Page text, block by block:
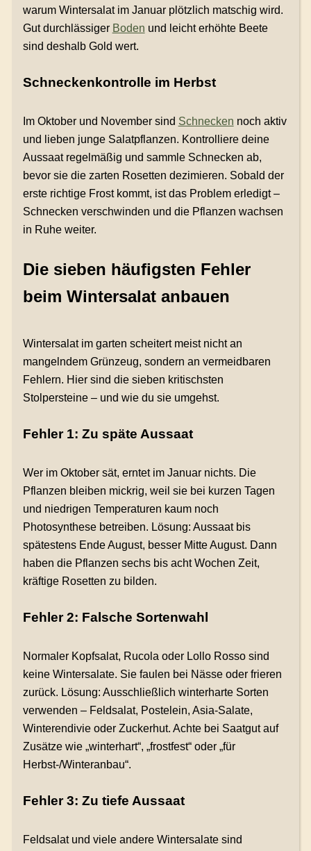
warum Wintersalat im Januar plötzlich matschig wird.
Gut durchlässiger Boden und leicht erhöhte Beete
sind deshalb Gold wert.
Schneckenkontrolle im Herbst
Im Oktober und November sind Schnecken noch aktiv
und lieben junge Salatpflanzen. Kontrolliere deine
Aussaat regelmäßig und sammle Schnecken ab,
bevor sie die zarten Rosetten dezimieren. Sobald der
erste richtige Frost kommt, ist das Problem erledigt –
Schnecken verschwinden und die Pflanzen wachsen
in Ruhe weiter.
Die sieben häufigsten Fehler
beim Wintersalat anbauen
Wintersalat im garten scheitert meist nicht an
mangelndem Grünzeug, sondern an vermeidbaren
Fehlern. Hier sind die sieben kritischsten
Stolpersteine – und wie du sie umgehst.
Fehler 1: Zu späte Aussaat
Wer im Oktober sät, erntet im Januar nichts. Die
Pflanzen bleiben mickrig, weil sie bei kurzen Tagen
und niedrigen Temperaturen kaum noch
Photosynthese betreiben. Lösung: Aussaat bis
spätestens Ende August, besser Mitte August. Dann
haben die Pflanzen sechs bis acht Wochen Zeit,
kräftige Rosetten zu bilden.
Fehler 2: Falsche Sortenwahl
Normaler Kopfsalat, Rucola oder Lollo Rosso sind
keine Wintersalate. Sie faulen bei Nässe oder frieren
zurück. Lösung: Ausschließlich winterharte Sorten
verwenden – Feldsalat, Postelein, Asia-Salate,
Winterendivie oder Zuckerhut. Achte bei Saatgut auf
Zusätze wie „winterhart“, „frostfest“ oder „für
Herbst-/Winteranbau“.
Fehler 3: Zu tiefe Aussaat
Feldsalat und viele andere Wintersalate sind